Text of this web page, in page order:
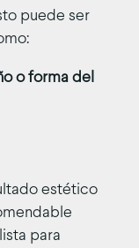
puede ser
o forma del
estético
para